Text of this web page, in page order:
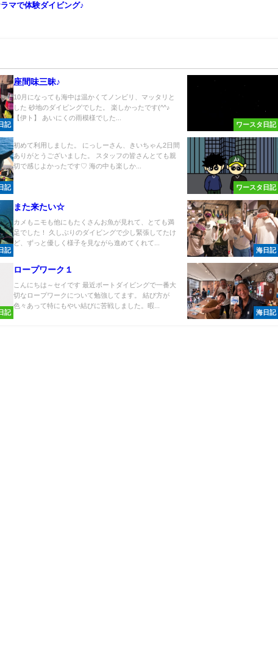
マで体験ダイビング♪
記
座間味三昧♪
10月になっても海中は温かくてノンビリ、マッタリと
した 砂地のダイビングでした。 楽しかったです(^^♪
【伊ト】 あいにくの雨模様でした...
ワースタ日記
記
初めて利用しました。 にっしーさん、きいちゃん2日間
ありがとうございました。 スタッフの皆さんとても親
切で感じよかったです♡ 海の中も楽しか...
ワースタ日記
記
また来たい☆
カメもニモも他にもたくさんお魚が見れて、とても満
足でした！ 久しぶりのダイビングで少し緊張してたけ
ど、ずっと優しく様子を見ながら進めてくれて...
海日記
記
ロープワーク１
こんにちは～セイです 最近ボートダイビングで一番大
切なロープワークについて勉強してます。 結び方が
色々あって特にもやい結びに苦戦しました。暇...
海日記